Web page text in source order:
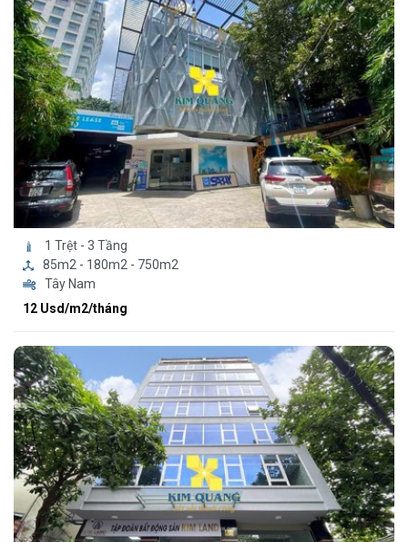
1 Trệt - 3 Tầng
85m2 - 180m2 - 750m2
Tây Nam
12 Usd/m2/tháng